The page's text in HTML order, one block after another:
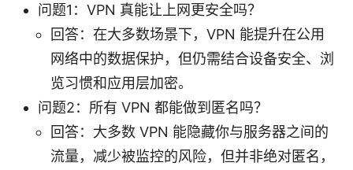
问题1：VPN 真能让上网更安全吗？
回答：在大多数场景下，VPN 能提升在公用
网络中的数据保护，但仍需结合设备安全、浏
览习惯和应用层加密。
问题2：所有 VPN 都能做到匿名吗？
回答：大多数 VPN 能隐藏你与服务器之间的
流量，减少被监控的风险，但并非绝对匿名，